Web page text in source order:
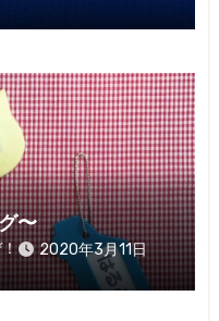
〜
2020年3月11日